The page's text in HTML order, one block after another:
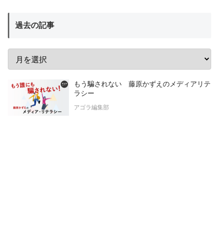
過去の記事
もう騙されない 藤原かずえのメディアリテ
ラシー
アゴラ編集部